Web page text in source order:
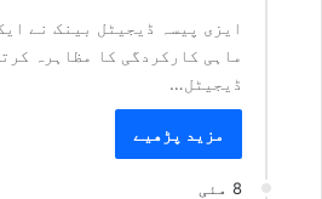
ایزی پیسہ ڈیجیٹل بینک نے
ماہی کارکردگی کا مظاہرہ
ڈیجیٹل…
مزید پڑھیے
8 مئی